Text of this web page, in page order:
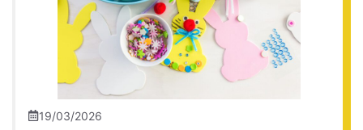
19/03/2026